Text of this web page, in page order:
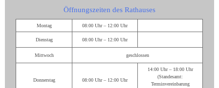
Öffnungszeiten des Rathauses
Montag 08:00 Uhr – 12:00 Uhr
Dienstag 08:00 Uhr – 12:00 Uhr
Mittwoch geschlossen
Donnerstag 08:00 Uhr – 12:00 Uhr
14:00 Uhr – 18:00 Uhr
(Standesamt:
Terminvereinbarung